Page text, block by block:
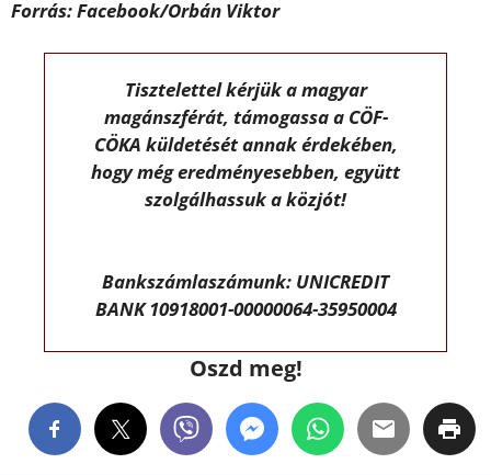
Forrás: Facebook/Orbán Viktor
Tisztelettel kérjük a magyar
magánszférát, támogassa a CÖF-
CÖKA küldetését annak érdekében,
hogy még eredményesebben, együtt
szolgálhassuk a közjót!
Bankszámlaszámunk: UNICREDIT
BANK 10918001-00000064-35950004
Oszd meg!